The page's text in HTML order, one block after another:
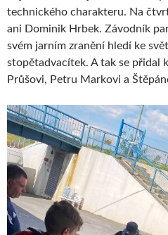
technického charakteru. Na
ani Dominik Hrbek. Závodník
svém jarním zranění hledí ke
stopětadvacítek. A tak se přidal
Průšovi, Petru Markovi a